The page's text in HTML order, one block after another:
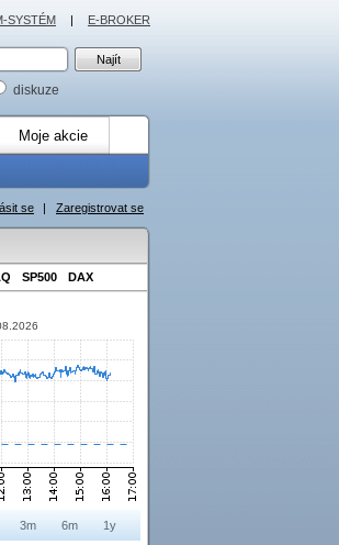
diskuze
Moje akcie
se | Zaregistrovat se
SP500 DAX
3m 6m 1y
SYSTÉM | E-BROKER